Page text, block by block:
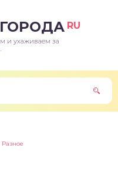
RU
и ухаживаем за
Разное